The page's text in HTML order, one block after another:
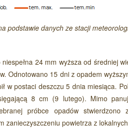
podstawie danych ze stacji
24 mm wyższa od średniej
Odnotowano 15 dni z opadem
postaci deszczu 5 dnia miesiąca.
8 cm (9 lutego). Mimo
próbce opadów stwierdzono
powietrza z